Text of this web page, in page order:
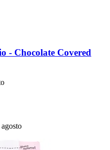
-​ Chocolate Covered